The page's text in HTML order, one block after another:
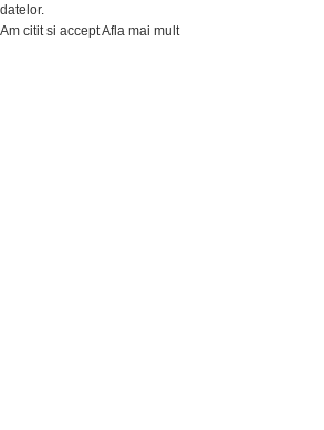
datelor.
Am citit si acceptAfla mai mult